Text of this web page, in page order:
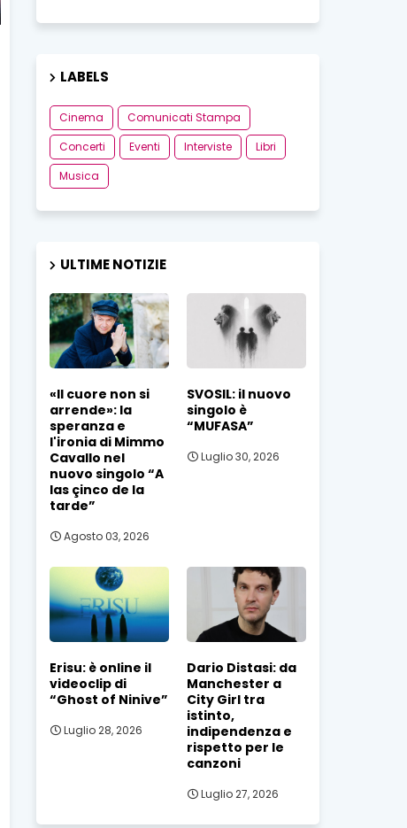
LABELS
Cinema
Comunicati Stampa
Concerti
Eventi Interviste
Libri
Musica
ULTIME NOTIZIE
«Il cuore non si
arrende»: la
speranza e
l'ironia di Mimmo
Cavallo nel
nuovo singolo “A
las çinco de la
tarde”
Agosto 03, 2026
SVOSIL: il nuovo
singolo è
“MUFASA”
Luglio 30, 2026
Erisu: è online il
videoclip di
“Ghost of Ninive”
Luglio 28, 2026
Dario Distasi: da
Manchester a
City Girl tra
istinto,
indipendenza e
rispetto per le
canzoni
Luglio 27, 2026